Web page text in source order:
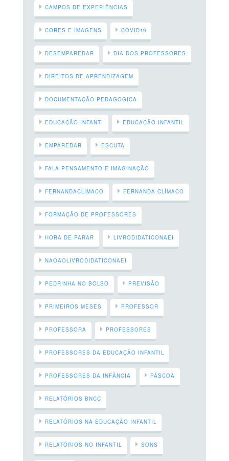
CAMPOS DE EXPERIÊNCIAS
CORES E IMAGENS COVID19
DESEMPAREDAR DIA DOS PROFESSORES
DIREITOS DE APRENDIZAGEM
DOCUMENTAÇÃO PEDAGOGICA
EDUCAÇÃO INFANTI EDUCAÇÃO INFANTIL
EMPAREDAR ESCUTA
FALA PENSAMENTO E IMAGINAÇÃO
FERNANDACLIMACO FERNANDA CLÍMACO
FORMAÇÃO DE PROFESSORES
HORA DE PARAR LIVRODIDATICONAEI
NAOAOLIVRODIDATICONAEI
PEDRINHA NO BOLSO PREVISÃO
PRIMEIROS MESES PROFESSOR
PROFESSORA PROFESSORES
PROFESSORES DA EDUCAÇÃO INFANTIL
PROFESSORES DA INFÂNCIA PÁSCOA
RELATÓRIOS BNCC
RELATÓRIOS NA EDUCAÇÃO INFANTIL
RELATÓRIOS NO INFANTIL SONS